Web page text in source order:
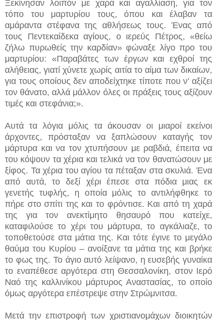
Ξεκίνησαν λοιπόν με χαρά και αγαλλίαση, για τον
τόπο του μαρτυρίου τους, όπου και έλαβαν τα
αμάραντα στέφανα της αθλήσεως τους. Ένας από
τους Πεντεκαίδεκα αγίους, ο ιερεύς Πέτρος, «θείω
ζήλω πυρωθείς την καρδίαν» φώναξε λίγο προ του
μαρτυρίου: «Παραβάτες των έργων και εχθροί της
αλήθειας, γιατί χύνετε χωρίς αιτία το αίμα των δικαίων,
για τους οποίους δεν αποδείχτηκε τίποτε που ν’ αξίζει
τον θάνατο, αλλά μάλλον όλες οι πράξεις τους αξίζουν
τιμές και στεφάνια;».
Αυτά τα λόγια μόλις τα άκουσαν οι μιαροί εκείνοι
άρχοντες, πρόσταξαν να ξαπλώσουν καταγής τον
μάρτυρα και να τον χτυπήσουν με ραβδιά, έπειτα να
του κόψουν τα χέρια και τελικά να τον θανατώσουν με
ξίφος. Τα χέρια του αγίου τα πέταξαν στα σκυλιά. Ένα
από αυτά, το δεξί χέρι έπεσε στα πόδια μιας εκ
γενετής τυφλής, η οποία μόλις το αντιλήφθηκε το
πήρε στο σπίτι της και το φρόντισε. Και από τη χαρά
της για τον ανεκτίμητο θησαυρό που κατείχε,
καταφιλούσε το χέρι του μάρτυρα, το αγκάλιαζε, το
τοποθετούσε στα μάτια της. Και τότε έγινε το μεγάλο
θαύμα του Κυρίου – ανοίξανε τα μάτια της και βρήκε
το φως της. Το άγιο αυτό λείψανο, η ευσεβής γυναίκα
το εναπέθεσε αργότερα στη Θεσσαλονίκη, στον Ιερό
Ναό της καλλινίκου μάρτυρος Αναστασίας, το οποίο
όμως αργότερα επέστρεψε στην Στρώμνιτσα.
Μετά την επιστροφή των χριστιανομάχων διοικητών